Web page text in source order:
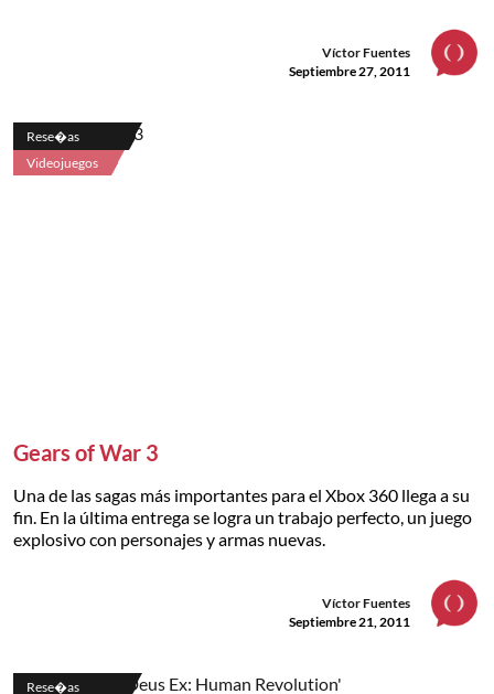
Víctor Fuentes
Septiembre 27, 2011
Rese�as
Videojuegos
Gears of War 3
Una de las sagas más importantes para el Xbox 360 llega a su
fin. En la última entrega se logra un trabajo perfecto, un juego
explosivo con personajes y armas nuevas.
Víctor Fuentes
Septiembre 21, 2011
Rese�as